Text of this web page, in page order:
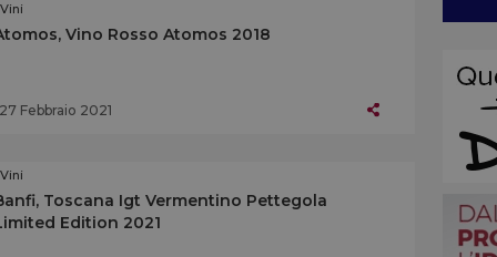
Vino Rosso Atomos 2018
27 Febbraio 2021
Toscana Igt Vermentino Pettegola
Edition 2021